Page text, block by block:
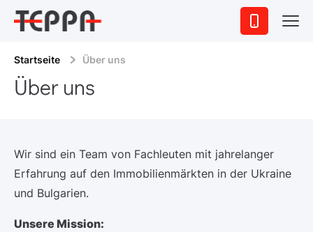
Startseite Über uns
Über uns
Wir sind ein Team von Fachleuten mit jahrelanger
Erfahrung auf den Immobilienmärkten in der Ukraine
und Bulgarien.
Unsere Mission: